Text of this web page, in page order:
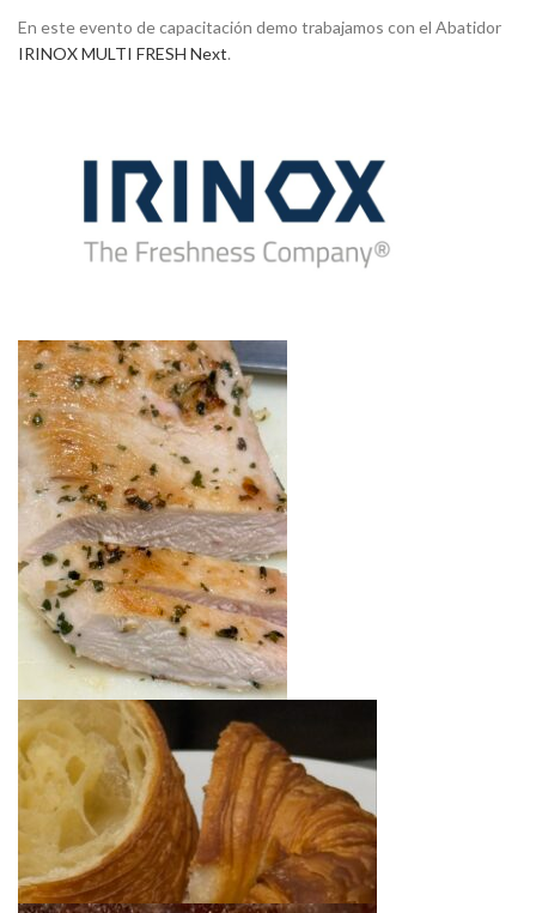
En este evento de capacitación demo trabajamos con el Abatidor
IRINOX MULTI FRESH Next.